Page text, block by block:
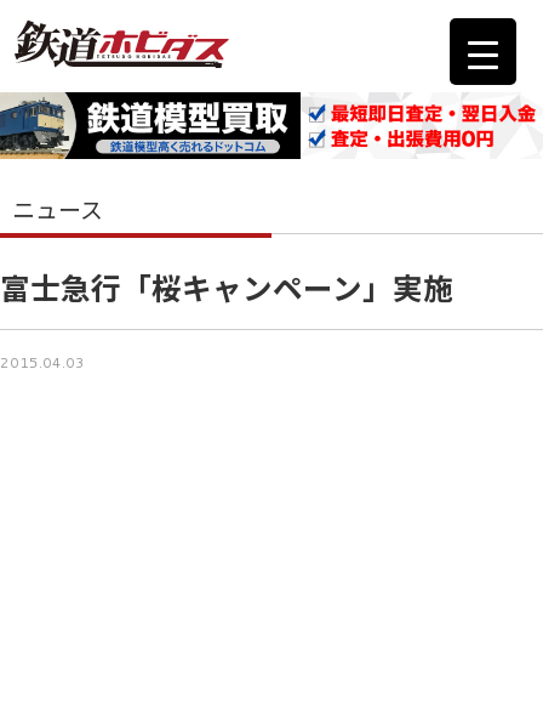
ニュース
富士急行「桜キャンペーン」実施
2015.04.03